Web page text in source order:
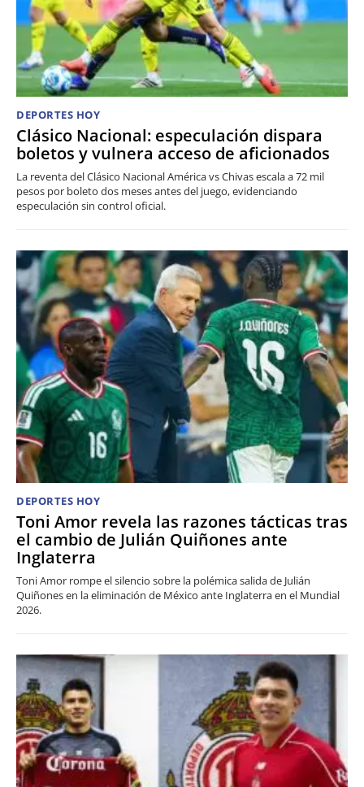
DEPORTES HOY
Clásico Nacional: especulación dispara
boletos y vulnera acceso de aficionados
La reventa del Clásico Nacional América vs Chivas escala a 72 mil
pesos por boleto dos meses antes del juego, evidenciando
especulación sin control oficial.
DEPORTES HOY
Toni Amor revela las razones tácticas tras
el cambio de Julián Quiñones ante
Inglaterra
Toni Amor rompe el silencio sobre la polémica salida de Julián
Quiñones en la eliminación de México ante Inglaterra en el Mundial
2026.